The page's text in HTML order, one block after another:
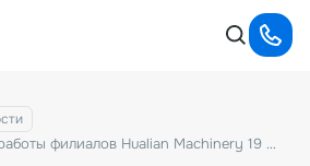
Изменения в режиме работы филиалов Hualian Machinery 19 декабря